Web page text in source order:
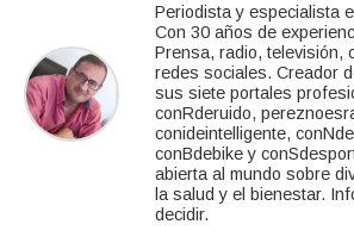
Periodista y especialista
Con 30 años de
Prensa, radio, televisión,
redes sociales. Creador
sus siete portales
conRderuido,
conideintelligente,
conBdebike y
abierta al mundo sobre
la salud y el bienestar.
decidir.